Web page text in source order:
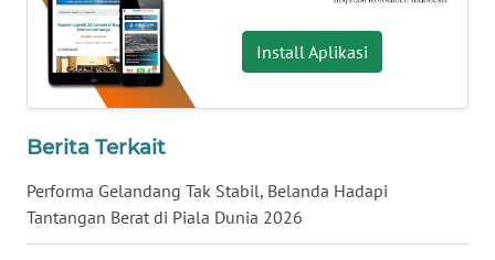
Install Aplikasi
Berita Terkait
Performa Gelandang Tak Stabil, Belanda Hadapi
Tantangan Berat di Piala Dunia 2026
WN
BABEL
WN
SUMBAR
WN
SUMSEL